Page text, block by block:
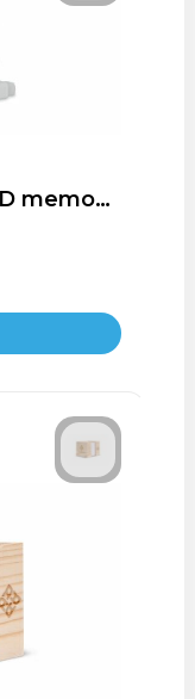
LEDMEMO - Verlicht LED memobord